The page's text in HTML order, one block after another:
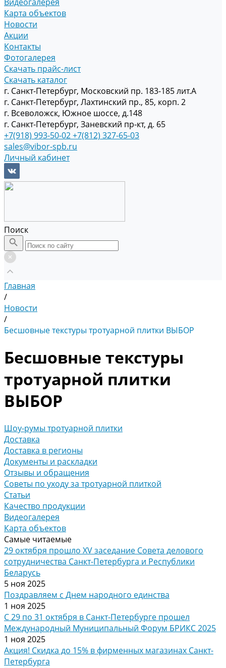
Карта объектов
Новости
Акции
Контакты
Фотогалерея
Скачать прайс-лист
Скачать каталог
г. Санкт-Петербург, Московский пр. 183-185 лит.А
г. Санкт-Петербург, Лахтинский пр., 85, корп. 2
г. Всеволожск, Южное шоссе, д.148
г. Санкт-Петербург, Заневский пр-кт, д. 65
+7(918) 993-50-02+7(812) 327-65-03
sales@vibor-spb.ru
Личный кабинет
Поиск
Главная
/
Новости
/
Бесшовныe текстуры тротуарной плитки ВЫБОР
Бесшовныe текстуры
тротуарной плитки
ВЫБОР
Шоу-румы тротуарной плитки
Доставка
Доставка в регионы
Документы и раскладки
Отзывы и обращения
Советы по уходу за тротуарной плиткой
Статьи
Качество продукции
Видеогалерея
Карта объектов
Самые читаемые
29 октября прошло XV заседание Совета делового
сотрудничества Санкт-Петербурга и Республики
Беларусь
5 ноя 2025
Поздравляем с Днем народного единства
1 ноя 2025
С 29 по 31 октября в Санкт-Петербурге прошел
Международный Муниципальный Форум БРИКС 2025
1 ноя 2025
Акция! Скидка до 15% в фирменных магазинах Санкт-
Петербурга